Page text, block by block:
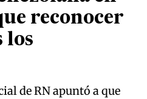
reconocer
los
de RN apuntó a que